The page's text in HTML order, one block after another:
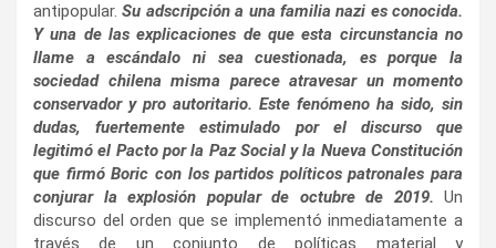
antipopular.Su adscripción a una familia nazi es conocida.
Y una de las explicaciones de que esta circunstancia no
llame a escándalo ni sea cuestionada, es porque la
sociedad chilena misma parece atravesar un momento
conservador y pro autoritario. Este fenómeno ha sido, sin
dudas, fuertemente estimulado por el discurso que
legitimó el Pacto por la Paz Social y la Nueva Constitución
que firmó Boric con los partidos políticos patronales para
conjurar la explosión popular de octubre de 2019. Un
discurso del orden que se implementó inmediatamente a
través de un conjunto de políticas material y